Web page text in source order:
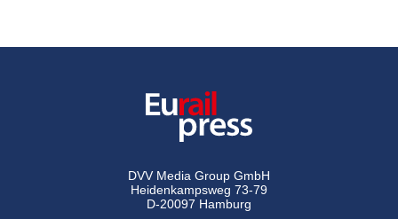
DVV Media Group GmbH
Heidenkampsweg 73-79
D-20097 Hamburg